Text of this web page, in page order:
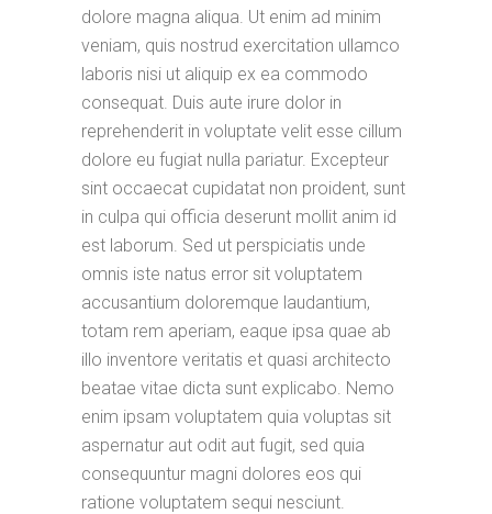
dolore magna aliqua. Ut enim ad minim
veniam, quis nostrud exercitation ullamco
laboris nisi ut aliquip ex ea commodo
consequat. Duis aute irure dolor in
reprehenderit in voluptate velit esse cillum
dolore eu fugiat nulla pariatur. Excepteur
sint occaecat cupidatat non proident, sunt
in culpa qui officia deserunt mollit anim id
est laborum. Sed ut perspiciatis unde
omnis iste natus error sit voluptatem
accusantium doloremque laudantium,
totam rem aperiam, eaque ipsa quae ab
illo inventore veritatis et quasi architecto
beatae vitae dicta sunt explicabo. Nemo
enim ipsam voluptatem quia voluptas sit
aspernatur aut odit aut fugit, sed quia
consequuntur magni dolores eos qui
ratione voluptatem sequi nesciunt.